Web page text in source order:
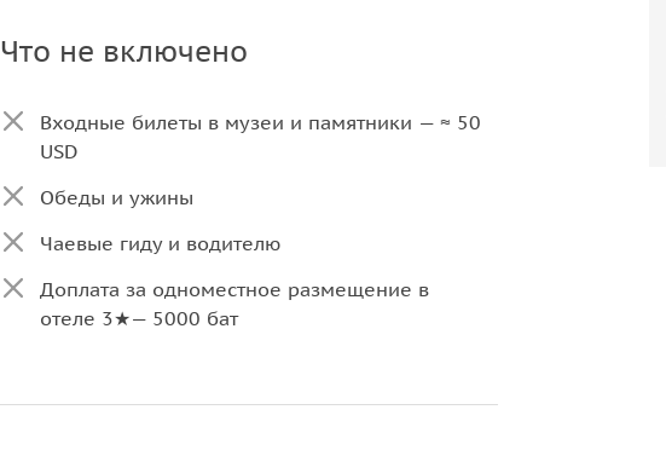
Что не включено
Входные билеты в музеи и памятники — ≈ 50
USD
Обеды и ужины
Чаевые гиду и водителю
Доплата за одноместное размещение в
отеле 3★— 5000 бат